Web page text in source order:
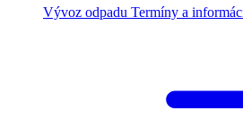
Vývoz odpadu Termíny a